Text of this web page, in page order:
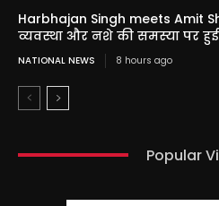
Harbhajan Singh meets Amit
व्यवस्था और नशे की समस्या पर हुई
NATIONAL NEWS 8 hours ago
Popular